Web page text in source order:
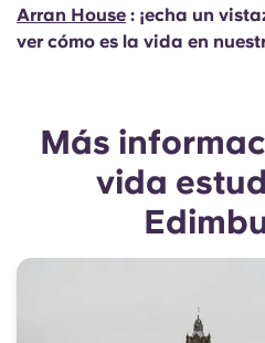
Arran House : ¡echa un
ver cómo es la vida en
Más
vida